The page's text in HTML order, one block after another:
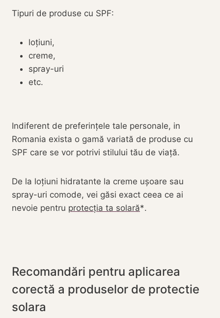
Tipuri de produse cu SPF:
loțiuni,
creme,
spray-uri
etc.
Indiferent de preferințele tale personale, in
Romania exista o gamă variată de produse cu
SPF care se vor potrivi stilului tău de viață.
De la loțiuni hidratante la creme ușoare sau
spray-uri comode, vei găsi exact ceea ce ai
nevoie pentru protecția ta solară .
Recomandări pentru aplicarea
corectă a produselor de protectie
solara